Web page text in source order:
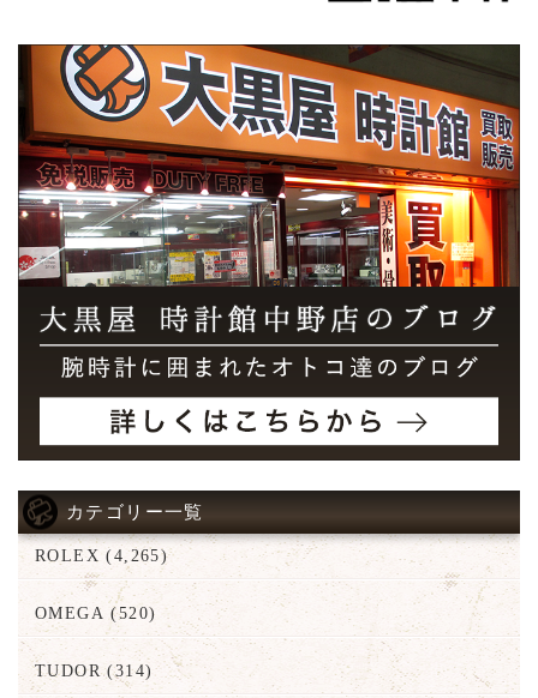
カテゴリー一覧
ROLEX (4,265)
OMEGA (520)
TUDOR(314)